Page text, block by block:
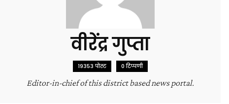
वीरेंद्र गुप्ता
19353 पोस्ट 0 टिप्पणी
Editor-in-chief of this district based news portal.